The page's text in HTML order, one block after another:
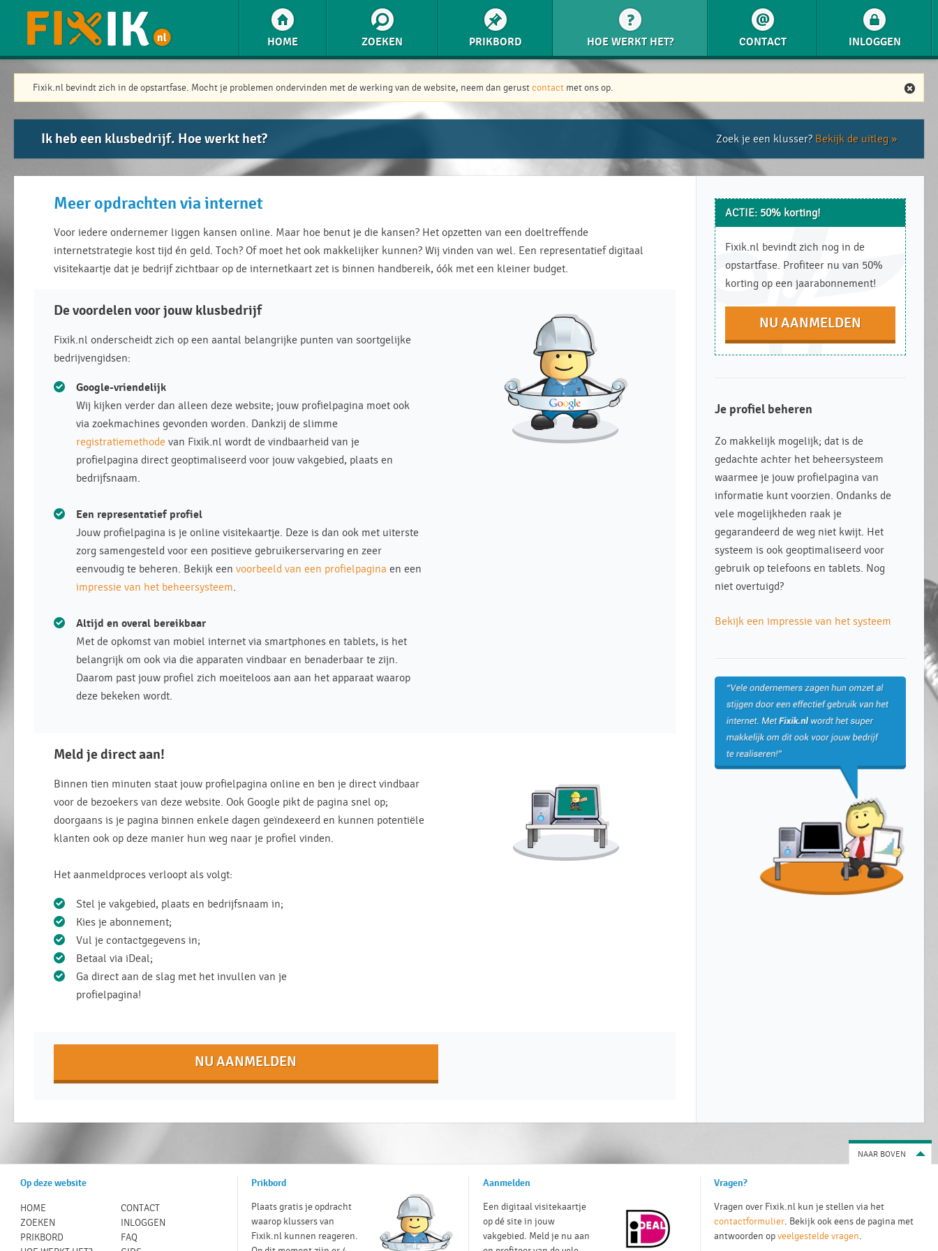
INLOGGEN
CONTACT
HOE WERKT HET?
PRIKBORD
ZOEKEN
HOME
Fixik.nl bevindt zich in de opstartfase. Mocht je problemen ondervinden met de werking van de website, neem dan gerustcontact met ons op.
Ik heb een klusbedrijf. Hoe werkt het? Zoek je een klusser? Bekijk de uitleg »
Meer opdrachten via internet
Voor iedere ondernemer liggen kansen online. Maar hoe benut je die kansen? Het opzetten van een doeltreffende
internetstrategie kost tijd én geld. Toch? Of moet het ook makkelijker kunnen? Wij vinden van wel. Een representatief digitaal
visitekaartje dat je bedrijf zichtbaar op de internetkaart zet is binnen handbereik, óók met een kleiner budget.
De voordelen voor jouw klusbedrijf
Fixik.nl onderscheidt zich op een aantal belangrijke punten van soortgelijke
bedrijvengidsen:
Google-vriendelijk
Wij kijken verder dan alleen deze website; jouw profielpagina moet ook
via zoekmachines gevonden worden. Dankzij de slimme
registratiemethode van Fixik.nl wordt de vindbaarheid van je
profielpagina direct geoptimaliseerd voor jouw vakgebied, plaats en
bedrijfsnaam.
Een representatief profiel
Jouw profielpagina is je online visitekaartje. Deze is dan ook met uiterste
zorg samengesteld voor een positieve gebruikerservaring en zeer
eenvoudig te beheren. Bekijk een voorbeeld van een profielpagina en een
impressie van het beheersysteem.
Altijd en overal bereikbaar
Met de opkomst van mobiel internet via smartphones en tablets, is het
belangrijk om ook via die apparaten vindbaar en benaderbaar te zijn.
Daarom past jouw profiel zich moeiteloos aan aan het apparaat waarop
deze bekeken wordt.
Meld je direct aan!
Binnen tien minuten staat jouw profielpagina online en ben je direct vindbaar
voor de bezoekers van deze website. Ook Google pikt de pagina snel op;
doorgaans is je pagina binnen enkele dagen geïndexeerd en kunnen potentiële
klanten ook op deze manier hun weg naar je profiel vinden.
Het aanmeldproces verloopt als volgt:
Stel je vakgebied, plaats en bedrijfsnaam in;
Kies je abonnement;
Vul je contactgegevens in;
Betaal via iDeal;
Ga direct aan de slag met het invullen van je
profielpagina!
NU AANMELDEN
ACTIE: 50% korting!
Fixik.nl bevindt zich nog in de
opstartfase. Profiteer nu van 50%
korting op een jaarabonnement!
NU AANMELDEN
Je profiel beheren
Zo makkelijk mogelijk; dat is de
gedachte achter het beheersysteem
waarmee je jouw profielpagina van
informatie kunt voorzien. Ondanks de
vele mogelijkheden raak je
gegarandeerd de weg niet kwijt. Het
systeem is ook geoptimaliseerd voor
gebruik op telefoons en tablets. Nog
niet overtuigd?
Bekijk een impressie van het systeem
NAAR BOVEN
Op deze website
HOME
CONTACT
ZOEKEN
INLOGGEN
PRIKBORD
FAQ
Prikbord
Plaats gratis je opdracht
waarop klussers van
Fixik.nl kunnen reageren.
Aanmelden
Een digitaal visitekaartje
op dé site in jouw
vakgebied. Meld je nu aan
Vragen?
Vragen over Fixik.nl kun je stellen via het
contactformulier. Bekijk ook eens de pagina met
antwoorden opveelgestelde vragen.